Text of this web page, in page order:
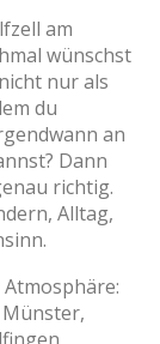
am
wünschst
nur als
du
an
Dann
richtig.
Alltag,